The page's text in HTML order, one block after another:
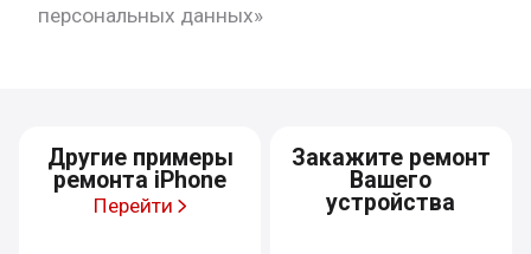
персональных данных»
Другие примеры
ремонта iPhone
Перейти
Закажите ремонт
Вашего
устройства